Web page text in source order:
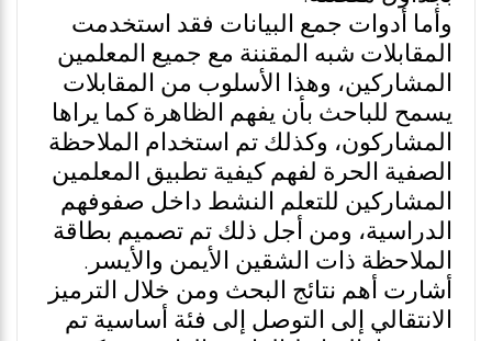
وأما أدوات جمع البيانات فقد استخدمت
المقابلات شبه المقننة مع جميع المعلمين
المشاركين، وهذا الأسلوب من المقابلات
يسمح للباحث بأن يفهم الظاهرة كما يراها
المشاركون، وكذلك تم استخدام الملاحظة
الصفية الحرة لفهم كيفية تطبيق المعلمين
المشاركين للتعلم النشط داخل صفوفهم
الدراسية، ومن أجل ذلك تم تصميم بطاقة
الملاحظة ذات الشقين الأيمن والأيسر.
أشارت أهم نتائج البحث ومن خلال الترميز
الانتقالي إلى التوصل إلى فئة أساسية تم